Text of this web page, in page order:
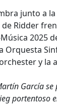
junto a
Ridder
2025
Orquesta
y la